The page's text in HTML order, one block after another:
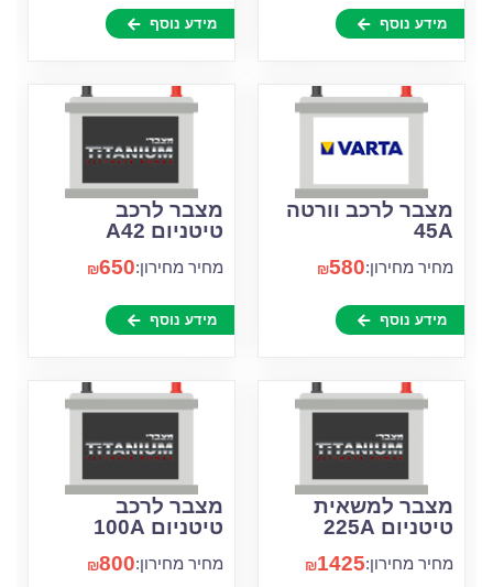
מידע נוסף מידע נוסף
מצבר לרכב וורטה
45A
מחיר מחירון: ₪580
מידע נוסף
מצבר לרכב
טיטניום A42
מחיר מחירון: ₪650
מידע נוסף
מצבר למשאית
טיטניום 225A
מחיר מחירון: ₪1425
מצבר לרכב
טיטניום 100A
מחיר מחירון: ₪800